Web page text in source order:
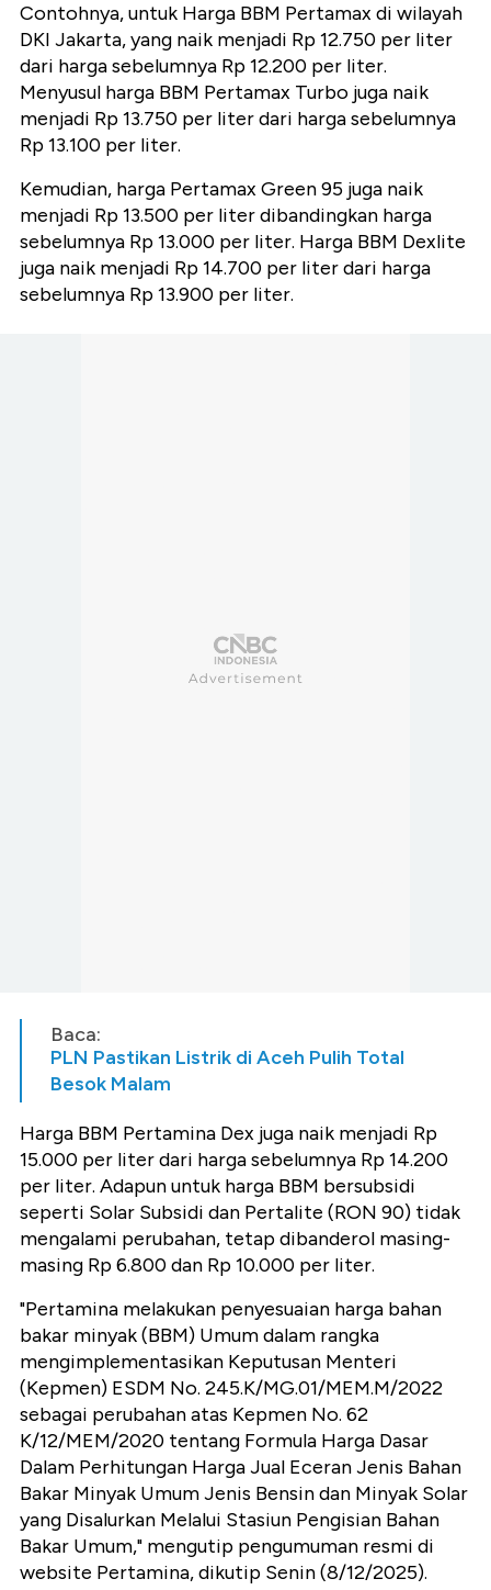
Contohnya, untuk Harga BBM Pertamax di wilayah
DKI Jakarta, yang naik menjadi Rp 12.750 per liter
dari harga sebelumnya Rp 12.200 per liter.
Menyusul harga BBM Pertamax Turbo juga naik
menjadi Rp 13.750 per liter dari harga sebelumnya
Rp 13.100 per liter.
Kemudian, harga Pertamax Green 95 juga naik
menjadi Rp 13.500 per liter dibandingkan harga
sebelumnya Rp 13.000 per liter. Harga BBM Dexlite
juga naik menjadi Rp 14.700 per liter dari harga
sebelumnya Rp 13.900 per liter.
Baca:
PLN Pastikan Listrik di Aceh Pulih Total
Besok Malam
Harga BBM Pertamina Dex juga naik menjadi Rp
15.000 per liter dari harga sebelumnya Rp 14.200
per liter. Adapun untuk harga BBM bersubsidi
seperti Solar Subsidi dan Pertalite (RON 90) tidak
mengalami perubahan, tetap dibanderol masing-
masing Rp 6.800 dan Rp 10.000 per liter.
"Pertamina melakukan penyesuaian harga bahan
bakar minyak (BBM) Umum dalam rangka
mengimplementasikan Keputusan Menteri
(Kepmen) ESDM No. 245.K/MG.01/MEM.M/2022
sebagai perubahan atas Kepmen No. 62
K/12/MEM/2020 tentang Formula Harga Dasar
Dalam Perhitungan Harga Jual Eceran Jenis Bahan
Bakar Minyak Umum Jenis Bensin dan Minyak Solar
yang Disalurkan Melalui Stasiun Pengisian Bahan
Bakar Umum," mengutip pengumuman resmi di
website Pertamina, dikutip Senin (8/12/2025).